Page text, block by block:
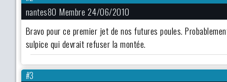
nantes80 Membre 24/06/2010
Bravo pour ce premier jet de nos futures poules.
sulpice qui devrait refuser la montée.
#3